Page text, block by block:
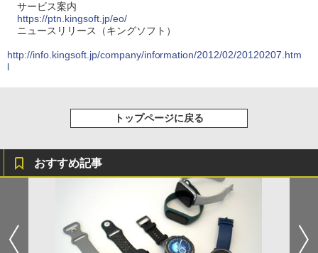
サービス案内
https://ptn.kingsoft.jp/eo/
ニュースリリース（キングソフト）
http://info.kingsoft.jp/company/information/2012/02/20120207.htm
l
トップページに戻る
おすすめ記事